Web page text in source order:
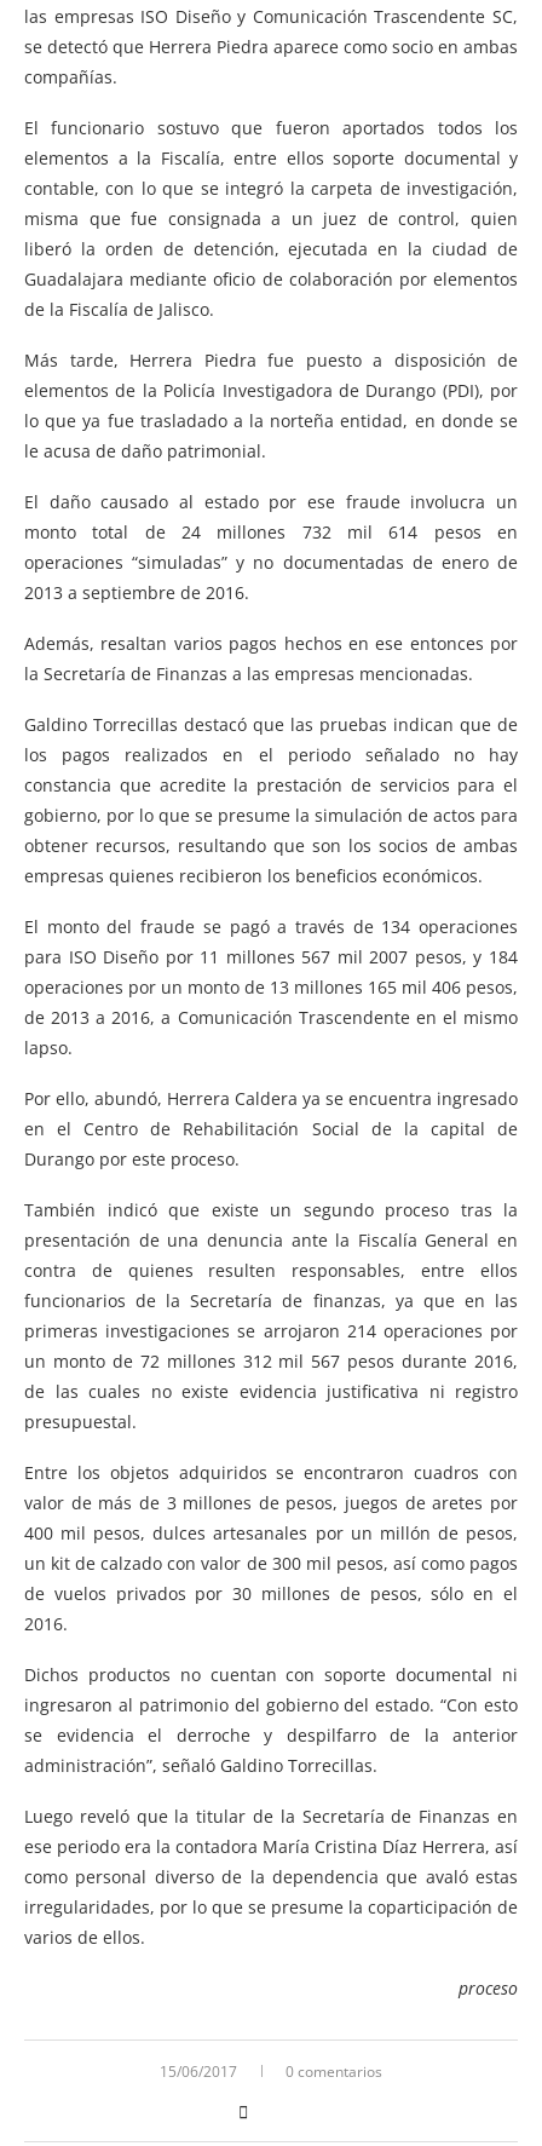
las empresas ISO Diseño y Comunicación Trascendente SC,
se detectó que Herrera Piedra aparece como socio en ambas
compañías.
El funcionario sostuvo que fueron aportados todos los
elementos a la Fiscalía, entre ellos soporte documental y
contable, con lo que se integró la carpeta de investigación,
misma que fue consignada a un juez de control, quien
liberó la orden de detención, ejecutada en la ciudad de
Guadalajara mediante oficio de colaboración por elementos
de la Fiscalía de Jalisco.
Más tarde, Herrera Piedra fue puesto a disposición de
elementos de la Policía Investigadora de Durango (PDI), por
lo que ya fue trasladado a la norteña entidad, en donde se
le acusa de daño patrimonial.
El daño causado al estado por ese fraude involucra un
monto total de 24 millones 732 mil 614 pesos en
operaciones “simuladas” y no documentadas de enero de
2013 a septiembre de 2016.
Además, resaltan varios pagos hechos en ese entonces por
la Secretaría de Finanzas a las empresas mencionadas.
Galdino Torrecillas destacó que las pruebas indican que de
los pagos realizados en el periodo señalado no hay
constancia que acredite la prestación de servicios para el
gobierno, por lo que se presume la simulación de actos para
obtener recursos, resultando que son los socios de ambas
empresas quienes recibieron los beneficios económicos.
El monto del fraude se pagó a través de 134 operaciones
para ISO Diseño por 11 millones 567 mil 2007 pesos, y 184
operaciones por un monto de 13 millones 165 mil 406 pesos,
de 2013 a 2016, a Comunicación Trascendente en el mismo
lapso.
Por ello, abundó, Herrera Caldera ya se encuentra ingresado
en el Centro de Rehabilitación Social de la capital de
Durango por este proceso.
También indicó que existe un segundo proceso tras la
presentación de una denuncia ante la Fiscalía General en
contra de quienes resulten responsables, entre ellos
funcionarios de la Secretaría de finanzas, ya que en las
primeras investigaciones se arrojaron 214 operaciones por
un monto de 72 millones 312 mil 567 pesos durante 2016,
de las cuales no existe evidencia justificativa ni registro
presupuestal.
Entre los objetos adquiridos se encontraron cuadros con
valor de más de 3 millones de pesos, juegos de aretes por
400 mil pesos, dulces artesanales por un millón de pesos,
un kit de calzado con valor de 300 mil pesos, así como pagos
de vuelos privados por 30 millones de pesos, sólo en el
2016.
Dichos productos no cuentan con soporte documental ni
ingresaron al patrimonio del gobierno del estado. “Con esto
se evidencia el derroche y despilfarro de la anterior
administración”, señaló Galdino Torrecillas.
Luego reveló que la titular de la Secretaría de Finanzas en
ese periodo era la contadora María Cristina Díaz Herrera, así
como personal diverso de la dependencia que avaló estas
irregularidades, por lo que se presume la coparticipación de
varios de ellos.
proceso
15/06/2017 0 comentarios